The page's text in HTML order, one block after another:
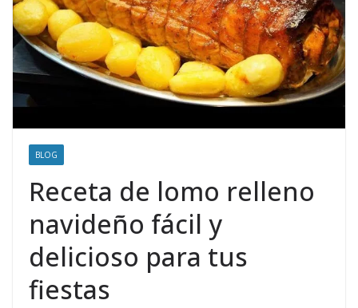
BLOG
Receta de lomo relleno
navideño fácil y
delicioso para tus
fiestas